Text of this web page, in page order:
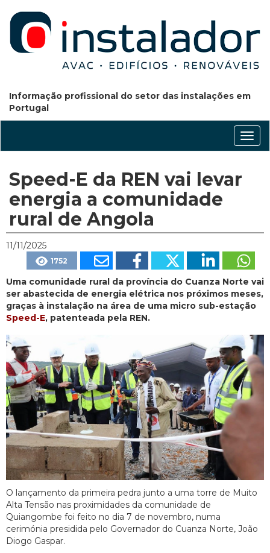
Informação profissional do setor das instalações em
Portugal
Speed-E da REN vai levar
energia a comunidade
rural de Angola
11/11/2025
1752
Uma comunidade rural da província do Cuanza Norte vai
ser abastecida de energia elétrica nos próximos meses,
graças à instalação na área de uma micro sub-estação
Speed-E, patenteada pela REN.
O lançamento da primeira pedra junto a uma torre de Muito
Alta Tensão nas proximidades da comunidade de
Quiangombe foi feito no dia 7 de novembro, numa
cerimónia presidida pelo Governador do Cuanza Norte, João
Diogo Gaspar.